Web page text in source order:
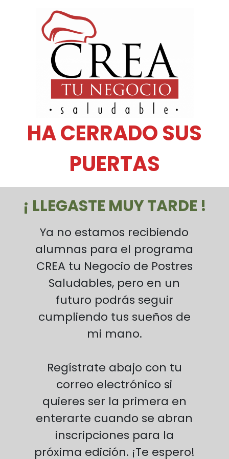
HA CERRADO SUS
PUERTAS
¡ LLEGASTE MUY TARDE !
Ya no estamos recibiendo
alumnas para el programa
CREA tu Negocio de Postres
Saludables, pero en un
futuro podrás seguir
cumpliendo tus sueños de
mi mano.
Regístrate abajo con tu
correo electrónico si
quieres ser la primera en
enterarte cuando se abran
inscripciones para la
próxima edición. ¡Te espero!